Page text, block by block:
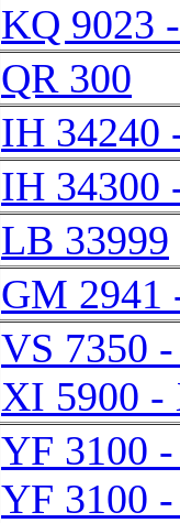
KQ 9023
QR 300
IH 34240
IH 34300
LB 33999
GM 2941
VS 7350
XI 5900 -
YF 3100
YF 3100